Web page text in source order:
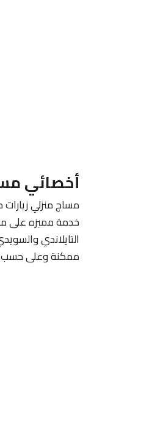
أخصائي
مساج منزلي
خدمة مميزه على
التايلاندي
ممكنة وعلى حسب